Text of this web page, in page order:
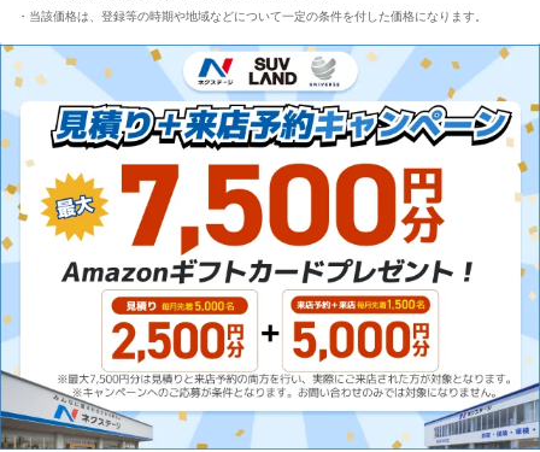
当該価格は、登録等の時期や地域などについて一定の条件を付した価格になります。